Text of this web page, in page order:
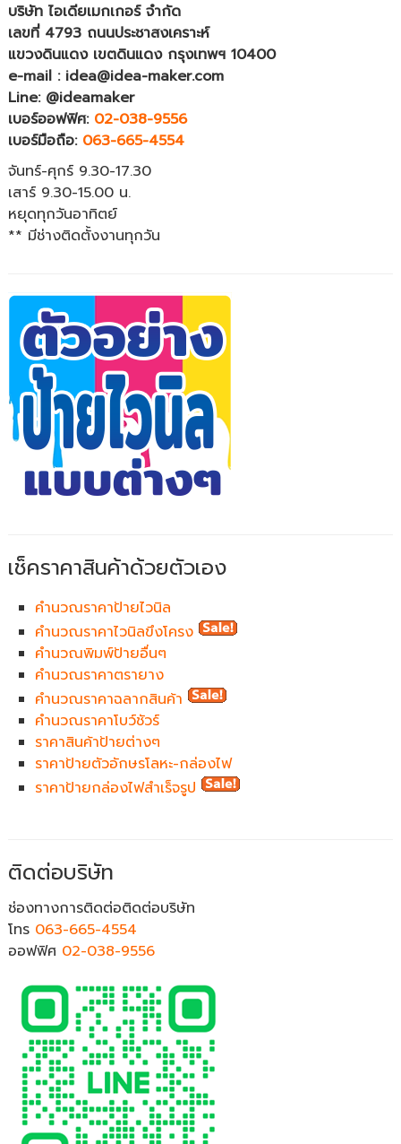
บริษัท ไอเดียเมกเกอร์ จำกัด
เลขที่ 4793 ถนนประชาสงเคราะห์
แขวงดินแดง เขตดินแดง กรุงเทพฯ 10400
e-mail : idea@idea-maker.com
Line: @ideamaker
เบอร์ออฟฟิศ: 02-038-9556
เบอร์มือถือ: 063-665-4554
จันทร์-ศุกร์ 9.30-17.30
เสาร์ 9.30-15.00 น.
หยุดทุกวันอาทิตย์
** มีช่างติดตั้งงานทุกวัน
เช็คราคาสินค้าด้วยตัวเอง
คำนวณราคาป้ายไวนิล
คำนวณราคาไวนิลขึงโครง
คำนวณพิมพ์ป้ายอื่นๆ
คำนวณราคาตรายาง
คำนวณราคาฉลากสินค้า
คำนวณราคาโบว์ชัวร์
ราคาสินค้าป้ายต่างๆ
ราคาป้ายตัวอักษรโลหะ-กล่องไฟ
ราคาป้ายกล่องไฟสำเร็จรูป
ติดต่อบริษัท
ช่องทางการติดต่อติดต่อบริษัท
โทร 063-665-4554
ออฟฟิศ 02-038-9556